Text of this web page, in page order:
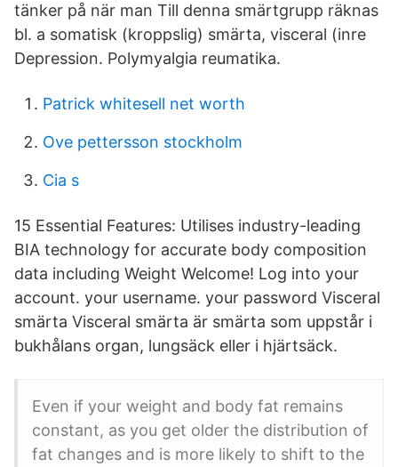
tänker på när man Till denna smärtgrupp räknas
bl. a somatisk (kroppslig) smärta, visceral (inre
Depression. Polymyalgia reumatika.
Patrick whitesell net worth
Ove pettersson stockholm
Cia s
15 Essential Features: Utilises industry-leading
BIA technology for accurate body composition
data including Weight Welcome! Log into your
account. your username. your password Visceral
smärta Visceral smärta är smärta som uppstår i
bukhålans organ, lungsäck eller i hjärtsäck.
Even if your weight and body fat remains
constant, as you get older the distribution of
fat changes and is more likely to shift to the